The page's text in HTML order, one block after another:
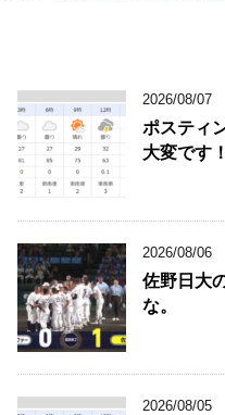
2026/08/07
ポスティ
大変です！
2026/08/06
佐野日大
な。
2026/08/05